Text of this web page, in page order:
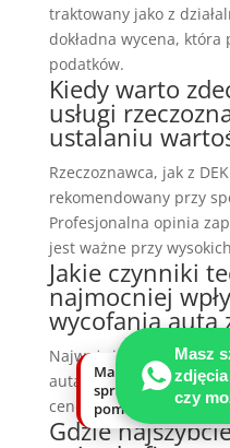
traktowany jako z
dokładna wycena,
podatków.
Kiedy warto
usługi
ustalaniu
Rzeczoznawca, jak z
rekomendowany przy
Profesjonalna opinia
jest ważne przy
Jakie czynniki
najmocniej
wycofania auta
Najważniejsze to
auta. Każda usterka lub
cenę auta, co wpływa
Gdzie
Masz
czy
Masz szkodę auta?
sprawdzimy
pomóc.